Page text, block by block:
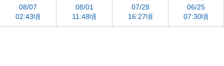
08/07
02:43頃
08/01
11:48頃
07/28
16:27頃
06/25
07:30頃